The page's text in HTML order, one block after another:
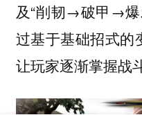
及“削韧→破甲→爆
过基于基础招式的
让玩家逐渐掌握战